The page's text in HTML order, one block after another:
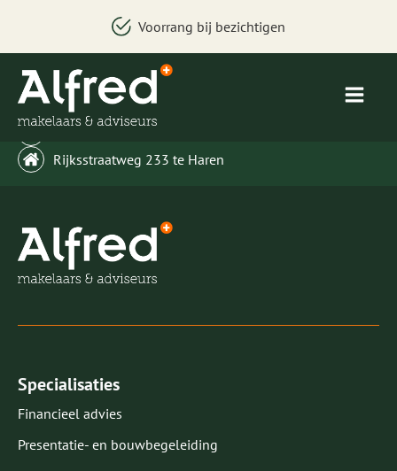
Voorrang bij bezichtigen
Rijksstraatweg 233 te Haren
Specialisaties
Financieel advies
Presentatie- en bouwbegeleiding